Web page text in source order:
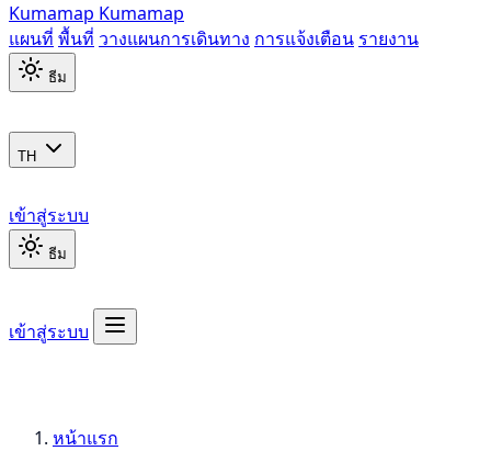
Kumamap Kumamap
แผนที่ พื้นที่ วางแผนการเดินทาง การแจ้งเตือน รายงาน
ธีม
TH
เข้าสู่ระบบ
ธีม
เข้าสู่ระบบ
หน้าแรก